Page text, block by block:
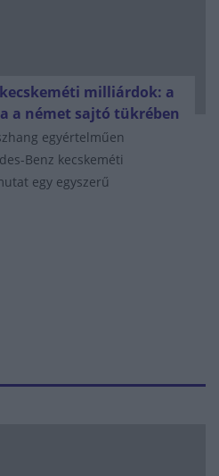
milliárdok: a
a német sajtó tükrében
egyértelműen
Benz kecskeméti
egy egyszerű